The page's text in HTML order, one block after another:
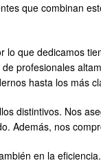
que combinan
lo que dedicamos
profesionales
hasta los más
distintivos. Nos
Además, nos
en la